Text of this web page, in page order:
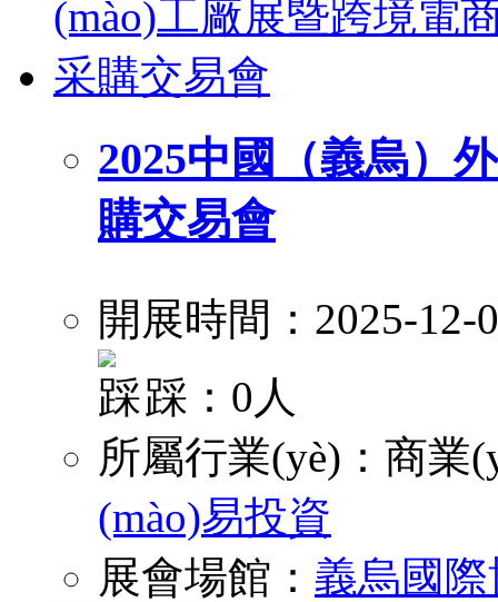
2025中國（義烏）
購交易會
開展時間：2025-
踩：0人
所屬行業(yè)： 商業
(mào)易投資
展會場館： 義烏國